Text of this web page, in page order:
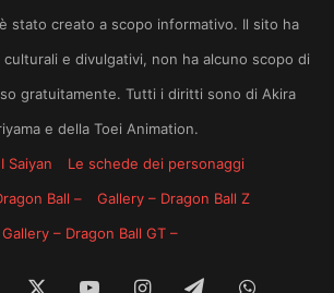
stato creato a scopo informativo. Il sito ha
e divulgativi, non ha alcuno scopo di
gratuitamente. Tutti i diritti sono di Akira
e della Toei Animation.
I Saiyan
Le schede dei personaggi
Ball –
Gallery – Dragon Ball Z
Gallery – Dragon Ball GT –
Facebook InstagramTelegram